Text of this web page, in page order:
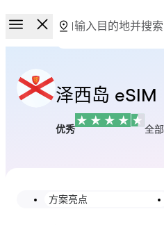
泽西岛 eSIM
优秀 全部
方案亮点